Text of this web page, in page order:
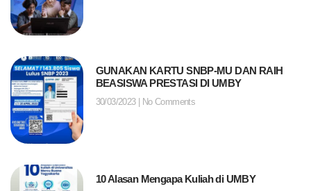
GUNAKAN KARTU SNBP-MU DAN RAIH
BEASISWA PRESTASI DI UMBY
30/03/2023 No Comments
10 Alasan Mengapa Kuliah di UMBY